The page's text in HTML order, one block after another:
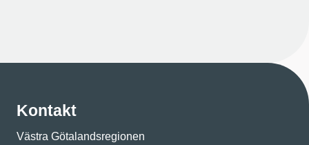
Kontakt
Västra Götalandsregionen